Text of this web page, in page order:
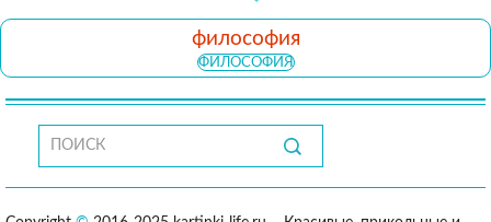
философия
ФИЛОСОФИЯ